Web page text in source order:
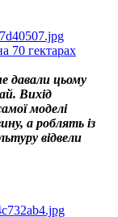
70 гектарах
давали цьому
Вихід
моделі
а роблять із
відвели